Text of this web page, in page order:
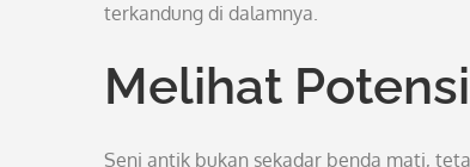
terkandung di dalamnya.
Melihat
Seni antik bukan sekadar benda mati,